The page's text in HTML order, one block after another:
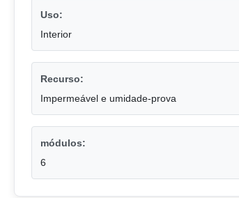
Uso:
Interior
Recurso:
Impermeável e umidade-prova
módulos:
6